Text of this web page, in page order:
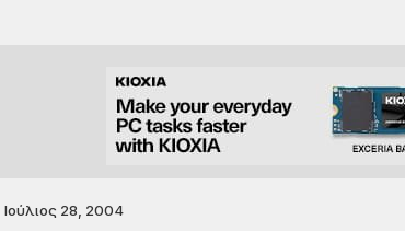
Ιούλιος 28, 2004